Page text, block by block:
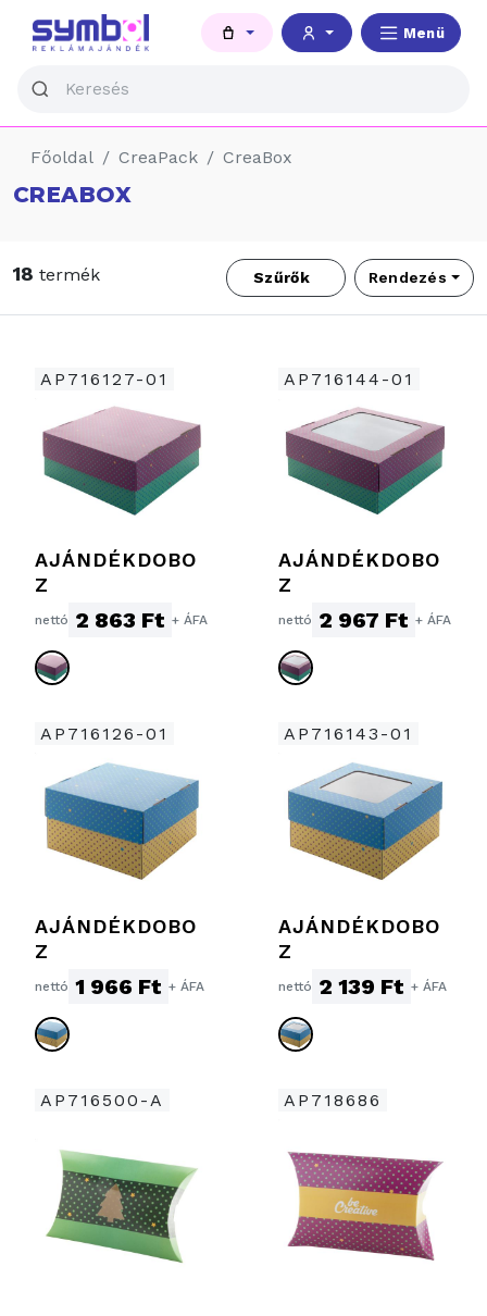
Menü
Főoldal CreaPack CreaBox
CREABOX
18 termék Szűrők Rendezés
AP716127-01
AJÁNDÉKDOBO
Z
nettó 2 863 Ft + ÁFA
AP716144-01
AJÁNDÉKDOBO
Z
nettó 2 967 Ft + ÁFA
AP716126-01
AJÁNDÉKDOBO
Z
nettó 1 966 Ft + ÁFA
AP716143-01
AJÁNDÉKDOBO
Z
nettó 2 139 Ft + ÁFA
AP716500-A AP718686